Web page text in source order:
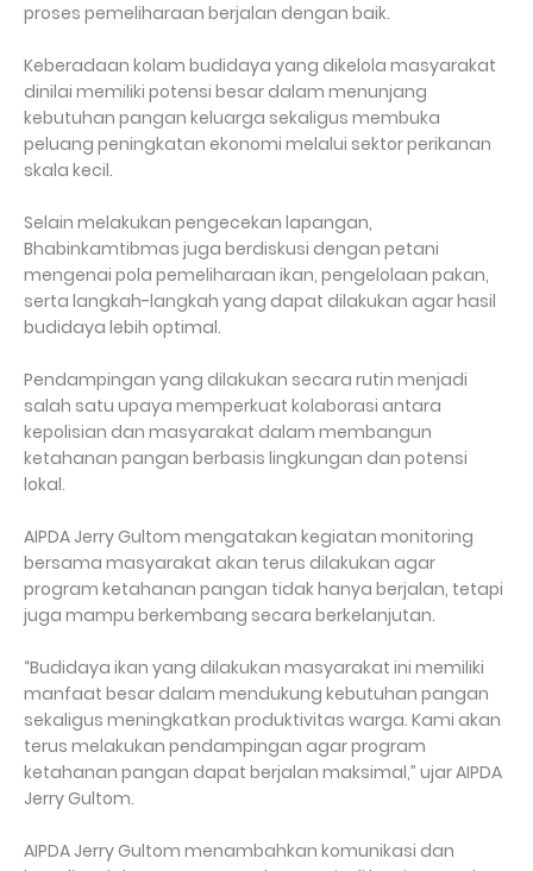
proses pemeliharaan berjalan dengan baik.
Keberadaan kolam budidaya yang dikelola masyarakat
dinilai memiliki potensi besar dalam menunjang
kebutuhan pangan keluarga sekaligus membuka
peluang peningkatan ekonomi melalui sektor perikanan
skala kecil.
Selain melakukan pengecekan lapangan,
Bhabinkamtibmas juga berdiskusi dengan petani
mengenai pola pemeliharaan ikan, pengelolaan pakan,
serta langkah-langkah yang dapat dilakukan agar hasil
budidaya lebih optimal.
Pendampingan yang dilakukan secara rutin menjadi
salah satu upaya memperkuat kolaborasi antara
kepolisian dan masyarakat dalam membangun
ketahanan pangan berbasis lingkungan dan potensi
lokal.
AIPDA Jerry Gultom mengatakan kegiatan monitoring
bersama masyarakat akan terus dilakukan agar
program ketahanan pangan tidak hanya berjalan, tetapi
juga mampu berkembang secara berkelanjutan.
“Budidaya ikan yang dilakukan masyarakat ini memiliki
manfaat besar dalam mendukung kebutuhan pangan
sekaligus meningkatkan produktivitas warga. Kami akan
terus melakukan pendampingan agar program
ketahanan pangan dapat berjalan maksimal,” ujar AIPDA
Jerry Gultom.
AIPDA Jerry Gultom menambahkan komunikasi dan